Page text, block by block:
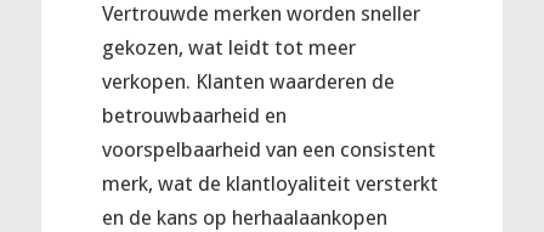
Vertrouwde merken worden sneller
gekozen, wat leidt tot meer
verkopen. Klanten waarderen de
betrouwbaarheid en
voorspelbaarheid van een consistent
merk, wat de klantloyaliteit versterkt
en de kans op herhaalaankopen